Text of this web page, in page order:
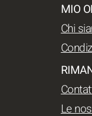
MIO
Chi
Le